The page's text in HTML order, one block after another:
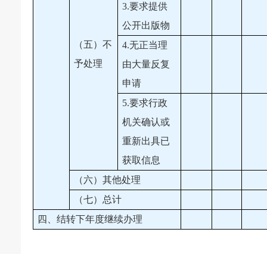
（五）不
予处理
3.要求提供
公开出版物
4.无正当理
由大量反复
申请
5.要求行政
机关确认或
重新出具已
获取信息
（六）其他处理
（七）总计
四、结转下年度继续办理